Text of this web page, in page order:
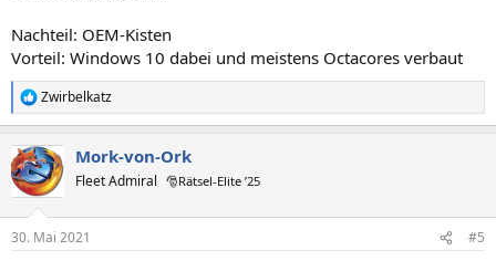
Nachteil: OEM-Kisten
Vorteil: Windows 10 dabei und meistens Octacores verbaut
R
e
k
t
i
e
Zwirbelkatz
Mork-von-Ork
Fleet Admiral 🎅Rätsel-Elite ’25
30. Mai 2021 #5